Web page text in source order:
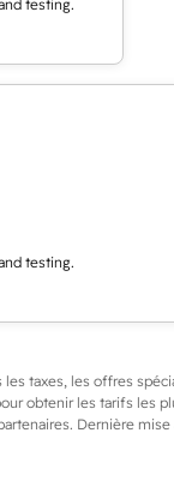
testing.
testing.
taxes, les offres
obtenir les tarifs les
Dernière mise